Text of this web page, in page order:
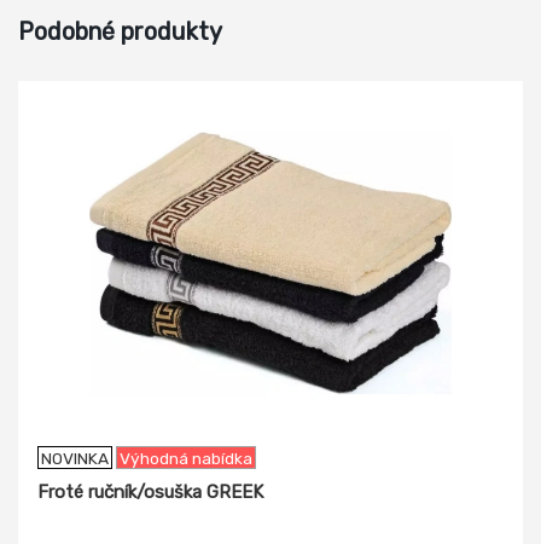
Podobné produkty
NOVINKA Výhodná nabídka
Froté ručník/osuška GREEK